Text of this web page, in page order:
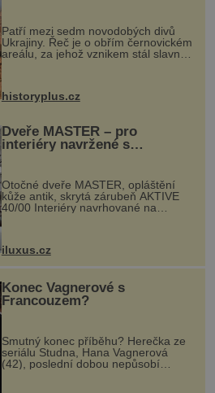
Patří mezi sedm novodobých divů
Ukrajiny. Řeč je o obřím černovickém
areálu, za jehož vznikem stál slavný
český architekt Josef Hlávka. Ten si
na něm dal mimořádně záležet. Jeho
historyplus.cz
Dveře MASTER – pro
interiéry navržené s
rozumem i vášní!
Otočné dveře MASTER, opláštění
kůže antik, skrytá zárubeň AKTIVE
40/00 Interiéry navrhované na
zakázku často vyžadují atypické
rozměry nejen nábytku, ale i
dnes umož...
iluxus.cz
Konec Vagnerové s
Francouzem?
Smutný konec příběhu? Herečka ze
seriálu Studna, Hana Vagnerová
(42), poslední dobou nepůsobí